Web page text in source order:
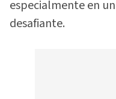
especialmente en
desafiante.